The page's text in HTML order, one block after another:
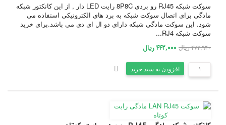
سوکت شبکه RJ45 رو بردی 8P8C رایت LED دار , از این کانکتور شبکه
مادگی برای اتصال سوکت شبکه به برد های الکترونیکی استفاده می
شود. این سوکت مادگی شبکه دارای دو ال ای دی می باشد.برای خرید
سوکت شبکه RJ4...
۴۷۲,۹۴۰ ریال ۴۴۲,۰۰۰ ریال
افزودن به سبد خرید